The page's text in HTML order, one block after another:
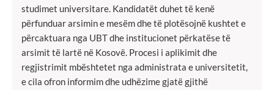
studimet universitare. Kandidatët duhet të kenë
përfunduar arsimin e mesëm dhe të plotësojnë kushtet e
përcaktuara nga UBT dhe institucionet përkatëse të
arsimit të lartë në Kosovë. Procesi i aplikimit dhe
regjistrimit mbështetet nga administrata e universitetit,
e cila ofron informim dhe udhëzime gjatë gjithë